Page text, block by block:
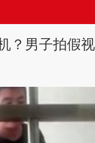
？男子拍假视